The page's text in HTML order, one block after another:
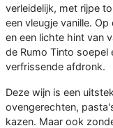
verleidelijk, met rijpe
een vleugje vanille.
en een lichte hint van
de Rumo Tinto soepel
verfrissende afdronk.
Deze wijn is een
ovengerechten,
kazen. Maar ook